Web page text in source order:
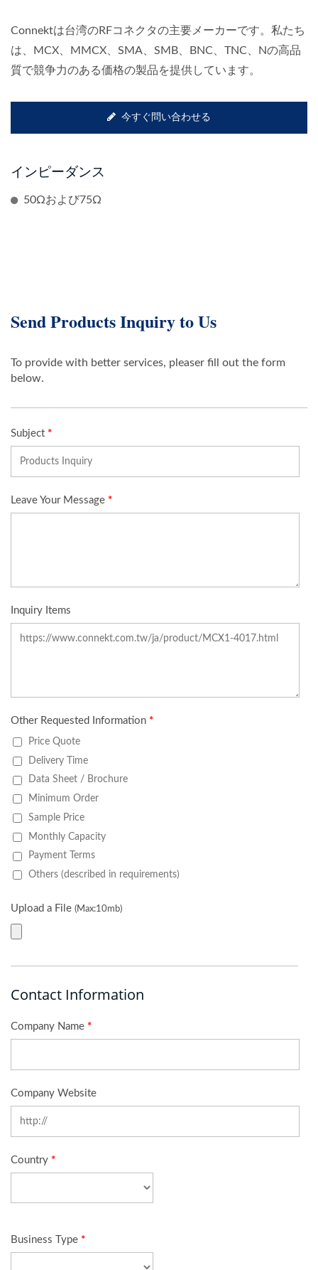
Connektは台湾のRFコネクタの主要メーカーです。私たち
は、MCX、MMCX、SMA、SMB、BNC、TNC、Nの高品
質で競争力のある価格の製品を提供しています。
今すぐ問い合わせる
インピーダンス
50Ωおよび75Ω